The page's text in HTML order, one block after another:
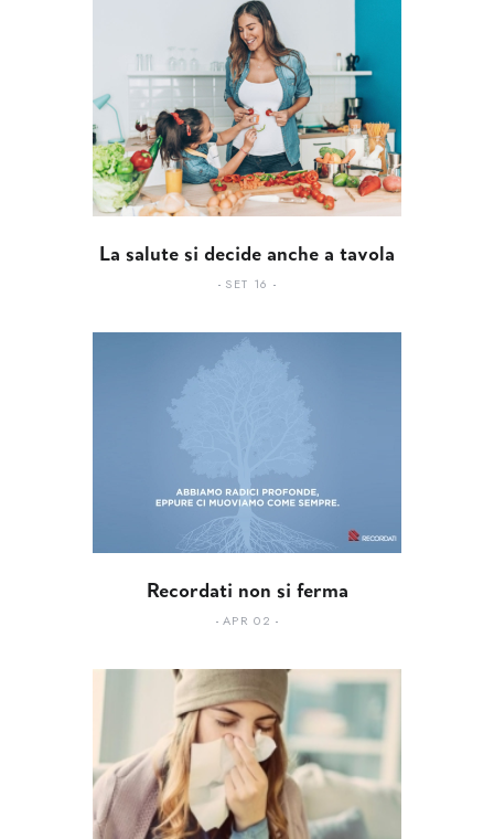
La salute si decide anche a tavola
SET 16
Recordati non si ferma
APR 02